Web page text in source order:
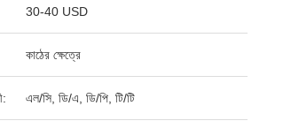
30-40 USD
কাঠের ক্ষেত্রে
এল/সি, ডি/এ, ডি/পি, টি/টি